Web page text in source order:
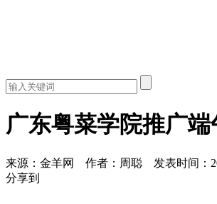
广东粤菜学院推广
来源：金羊网 作者：周聪
发表时间：
分享到